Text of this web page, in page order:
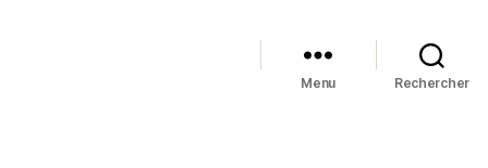
Menu Rechercher